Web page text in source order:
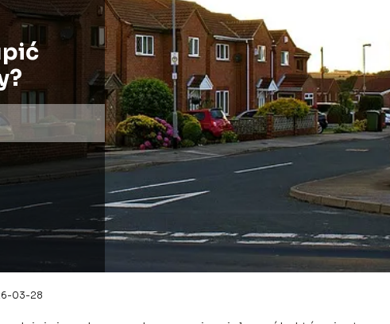
03-28